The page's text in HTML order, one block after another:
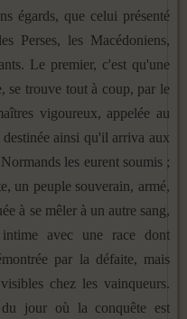
égards, que celui présenté
Perses, les Ma­cédoniens,
Le premier, c'est qu'une
se trouve tout à coup, par le
vigou­reux, appelée au
ainsi qu'il arriva aux
les eurent soumis ;
un peuple souverain, armé,
à se mêler à un autre sang,
avec une race dont
par la défaite, mais
chez les vainqueurs.
jour où la conquête est